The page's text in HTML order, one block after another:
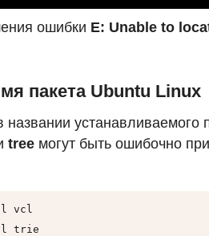
ошибки E: Unable to
пакета Ubuntu Linux
названии устанавливаемого
tree могут быть ошибочно
vcl
trie